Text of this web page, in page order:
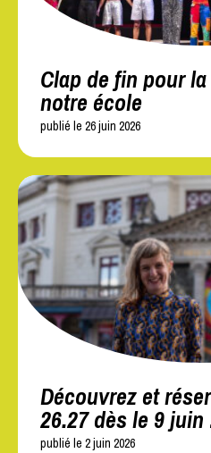
Clap de fin pour
notre école
publié le 26 juin 2026
Découvrez et
26.27 dès le 9 juin
publié le 2 juin 2026